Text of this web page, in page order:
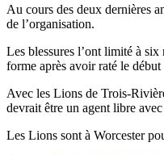
Au cours des deux dernières
de l’organisation.
Les blessures l’ont limité à
forme après avoir raté le
Avec les Lions de Trois-
devrait être un agent libre
Les Lions sont à Worcester